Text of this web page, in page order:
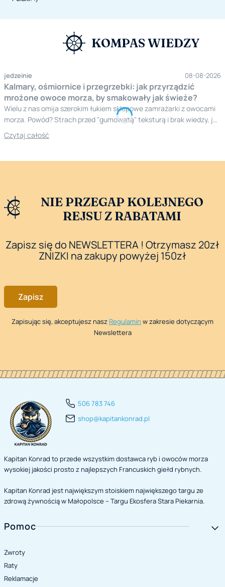
KOMPAS WIEDZY
jedzeinie 08-08-2026
Kalmary, ośmiornice i przegrzebki: jak przyrządzić
mrożone owoce morza, by smakowały jak świeże?
Wielu z nas omija szerokim łukiem sklepowe zamrażarki z owocami
morza. Powód? Strach przed "gumowatą" teksturą i brak wiedzy, jak
obchodzić się z mrożonką. Niesłusznie! Mrożone owoce morza,
dzięki nowoczesnym technikom mrożenia szokowego, często
transporcie. Dziś pokażę Ci, jak zamienić lodowatą bryłę w
Czytaj całość
NIE PRZEGAP KOLEJNEGO
REJSU Z RABATAMI
Zapisz się do NEWSLETTERA ! Otrzymasz 20zł
ZNIZKI na zakupy powyżej 150zł
Zapisz
Zapisując się, akceptujesz nasz Regulamin w zakresie dotyczącym
Newslettera
506 783 746
shop@kapitankonrad.pl
Kapitan Konrad to przede wszystkim dostawca ryb i owoców morza
wysokiej jakości prosto z najlepszych Francuskich giełd rybnych.
Kapitan Konrad jest największym stoiskiem największego targu ze
zdrową żywnością w Małopolsce – Targu Ekosfera Stara Piekarnia.
Linki w stopce
Pomoc
Zwroty
Raty
Reklamacje